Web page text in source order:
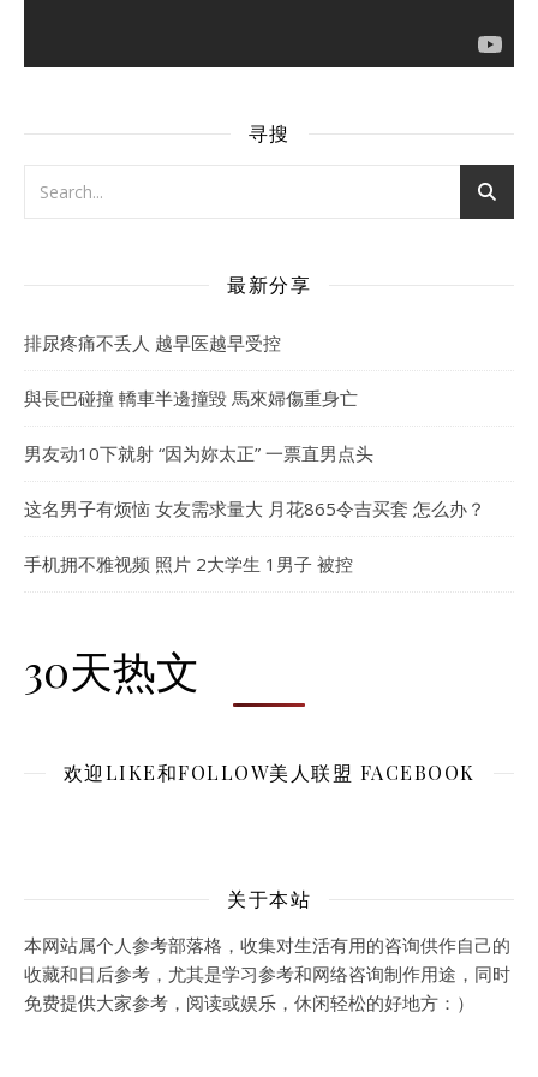
寻搜
最新分享
排尿疼痛不丢人 越早医越早受控
與長巴碰撞 轎車半邊撞毀 馬來婦傷重身亡
男友动10下就射 “因为妳太正” 一票直男点头
这名男子有烦恼 女友需求量大 月花865令吉买套 怎么办？
手机拥不雅视频 照片 2大学生 1男子 被控
30天热文
欢迎LIKE和FOLLOW美人联盟 FACEBOOK
关于本站
本网站属个人参考部落格，收集对生活有用的咨询供作自己的
收藏和日后参考，尤其是学习参考和网络咨询制作用途，同时
免费提供大家参考，阅读或娱乐，休闲轻松的好地方：）